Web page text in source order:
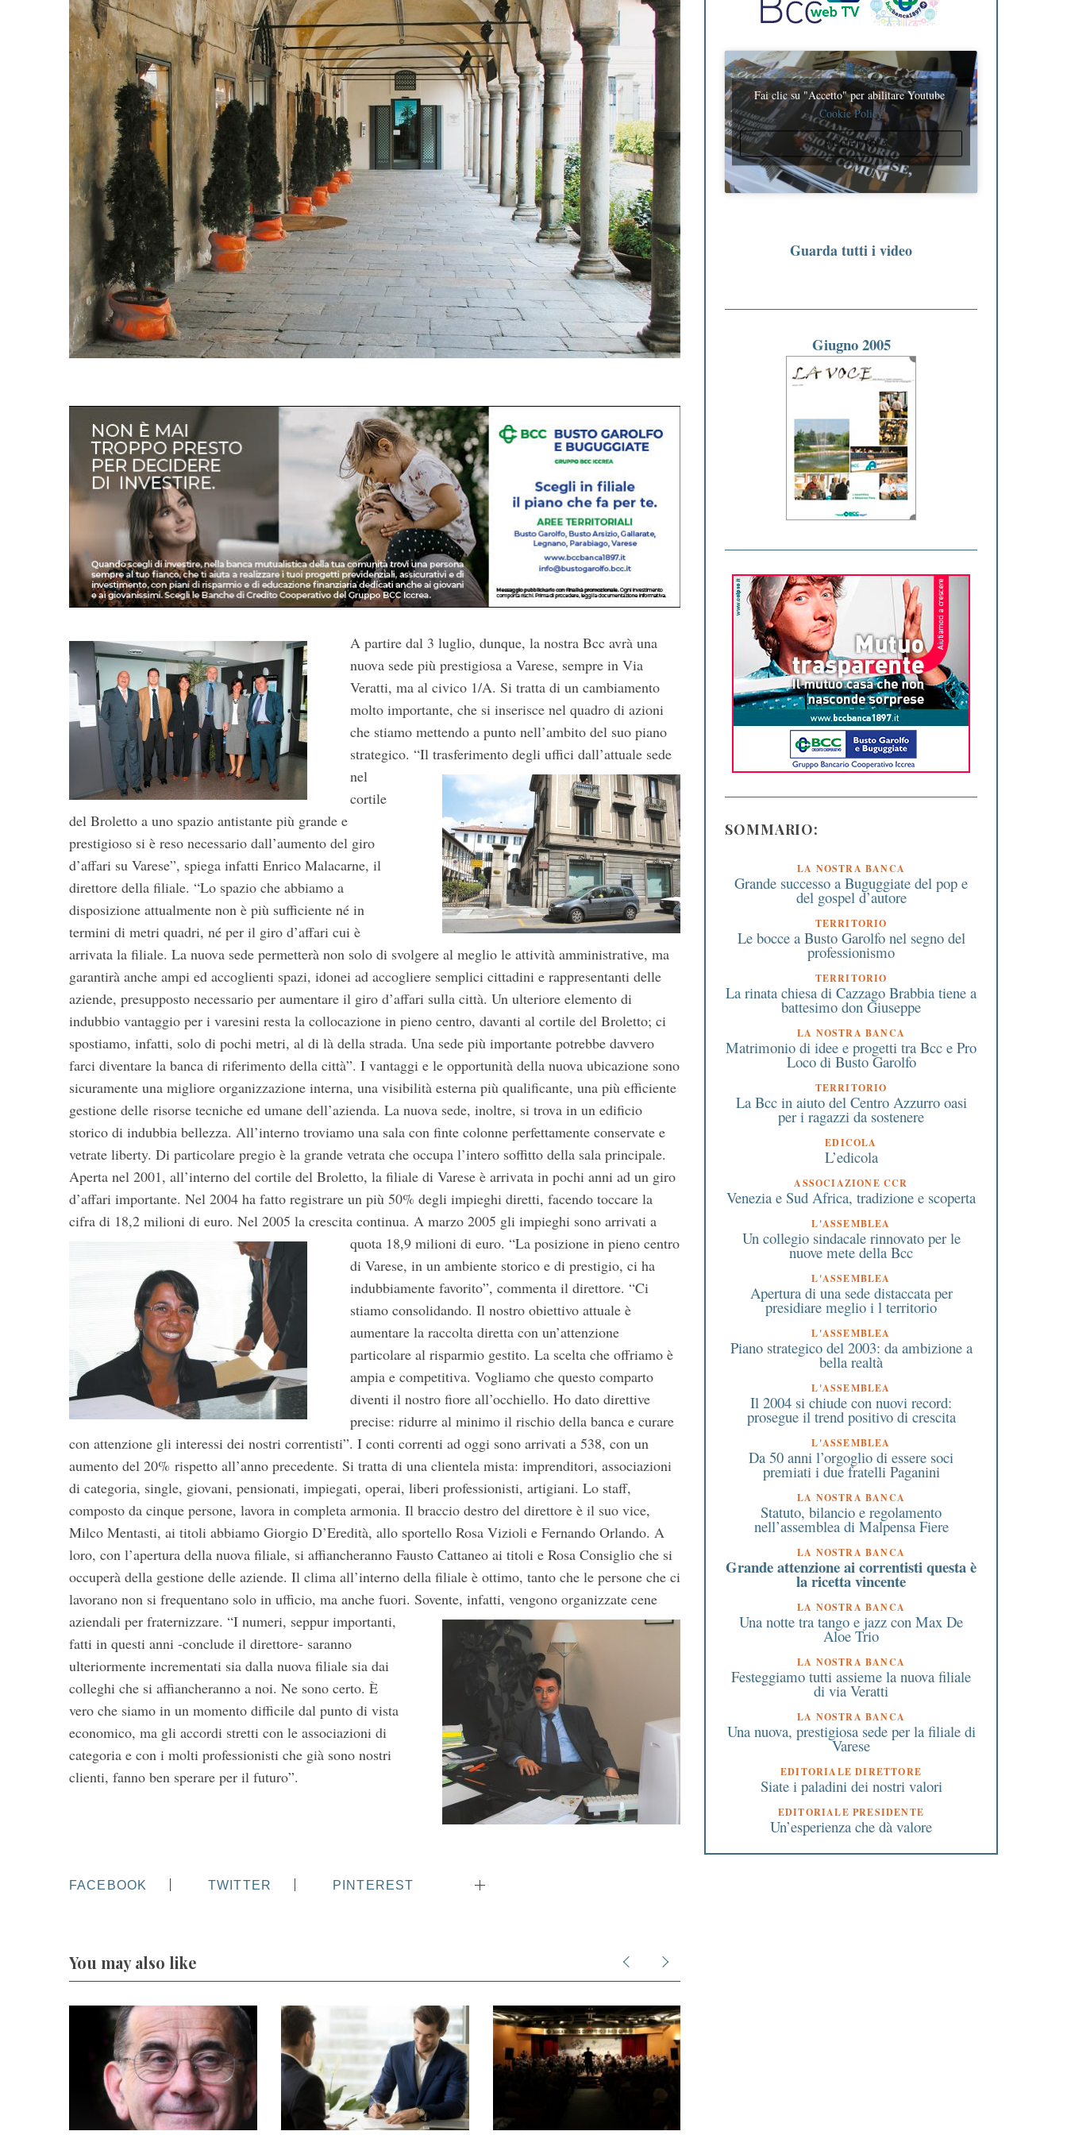
A partire dal 3 luglio, dunque, la nostra Bcc avrà una
nuova sede più prestigiosa a Varese, sempre in Via
Veratti, ma al civico 1/A. Si tratta di un cambiamento
molto importante, che si inserisce nel quadro di azioni
che stiamo mettendo a punto nell’ambito del suo piano
strategico. “Il trasferimento degli uffici dall’attuale sede
nel
cortile
del Broletto a uno spazio antistante più grande e
prestigioso si è reso necessario dall’aumento del giro
d’affari su Varese”, spiega infatti Enrico Malacarne, il
direttore della filiale. “Lo spazio che abbiamo a
disposizione attualmente non è più sufficiente né in
termini di metri quadri, né per il giro d’affari cui è
arrivata la filiale. La nuova sede permetterà non solo di svolgere al meglio le attività amministrative, ma
garantirà anche ampi ed accoglienti spazi, idonei ad accogliere semplici cittadini e rappresentanti delle
aziende, presupposto necessario per aumentare il giro d’affari sulla città. Un ulteriore elemento di
indubbio vantaggio per i varesini resta la collocazione in pieno centro, davanti al cortile del Broletto; ci
spostiamo, infatti, solo di pochi metri, al di là della strada. Una sede più importante potrebbe davvero
farci diventare la banca di riferimento della città”. I vantaggi e le opportunità della nuova ubicazione sono
sicuramente una migliore organizzazione interna, una visibilità esterna più qualificante, una più efficiente
gestione delle risorse tecniche ed umane dell’azienda. La nuova sede, inoltre, si trova in un edificio
storico di indubbia bellezza. All’interno troviamo una sala con finte colonne perfettamente conservate e
vetrate liberty. Di particolare pregio è la grande vetrata che occupa l’intero soffitto della sala principale.
Aperta nel 2001, all’interno del cortile del Broletto, la filiale di Varese è arrivata in pochi anni ad un giro
d’affari importante. Nel 2004 ha fatto registrare un più 50% degli impieghi diretti, facendo toccare la
cifra di 18,2 milioni di euro. Nel 2005 la crescita continua. A marzo 2005 gli impieghi sono arrivati a
quota 18,9 milioni di euro. “La posizione in pieno centro
di Varese, in un ambiente storico e di prestigio, ci ha
indubbiamente favorito”, commenta il direttore. “Ci
stiamo consolidando. Il nostro obiettivo attuale è
aumentare la raccolta diretta con un’attenzione
particolare al risparmio gestito. La scelta che offriamo è
ampia e competitiva. Vogliamo che questo comparto
diventi il nostro fiore all’occhiello. Ho dato direttive
precise: ridurre al minimo il rischio della banca e curare
con attenzione gli interessi dei nostri correntisti”. I conti correnti ad oggi sono arrivati a 538, con un
aumento del 20% rispetto all’anno precedente. Si tratta di una clientela mista: imprenditori, associazioni
di categoria, single, giovani, pensionati, impiegati, operai, liberi professionisti, artigiani. Lo staff,
composto da cinque persone, lavora in completa armonia. Il braccio destro del direttore è il suo vice,
Milco Mentasti, ai titoli abbiamo Giorgio D’Eredità, allo sportello Rosa Vizioli e Fernando Orlando. A
loro, con l’apertura della nuova filiale, si affiancheranno Fausto Cattaneo ai titoli e Rosa Consiglio che si
occuperà della gestione delle aziende. Il clima all’interno della filiale è ottimo, tanto che le persone che ci
lavorano non si frequentano solo in ufficio, ma anche fuori. Sovente, infatti, vengono organizzate cene
aziendali per fraternizzare. “I numeri, seppur importanti,
fatti in questi anni -conclude il direttore- saranno
ulteriormente incrementati sia dalla nuova filiale sia dai
colleghi che si affiancheranno a noi. Ne sono certo. È
vero che siamo in un momento difficile dal punto di vista
economico, ma gli accordi stretti con le associazioni di
categoria e con i molti professionisti che già sono nostri
clienti, fanno ben sperare per il futuro”.
FACEBOOK TWITTER PINTEREST
You may also like
Fai clic su "Accetto" per abilitare Youtube
Cookie Policy
ACCETTO
Guarda tutti i video
Giugno 2005
SOMMARIO:
LA NOSTRA BANCA
Grande successo a Buguggiate del pop e
del gospel d’autore
TERRITORIO
Le bocce a Busto Garolfo nel segno del
professionismo
TERRITORIO
La rinata chiesa di Cazzago Brabbia tiene a
battesimo don Giuseppe
LA NOSTRA BANCA
Matrimonio di idee e progetti tra Bcc e Pro
Loco di Busto Garolfo
TERRITORIO
La Bcc in aiuto del Centro Azzurro oasi
per i ragazzi da sostenere
EDICOLA
L’edicola
ASSOCIAZIONE CCR
Venezia e Sud Africa, tradizione e scoperta
L'ASSEMBLEA
Un collegio sindacale rinnovato per le
nuove mete della Bcc
L'ASSEMBLEA
Apertura di una sede distaccata per
presidiare meglio i l territorio
L'ASSEMBLEA
Piano strategico del 2003: da ambizione a
bella realtà
L'ASSEMBLEA
Il 2004 si chiude con nuovi record:
prosegue il trend positivo di crescita
L'ASSEMBLEA
Da 50 anni l’orgoglio di essere soci
premiati i due fratelli Paganini
LA NOSTRA BANCA
Statuto, bilancio e regolamento
nell’assemblea di Malpensa Fiere
LA NOSTRA BANCA
Grande attenzione ai correntisti questa è
la ricetta vincente
LA NOSTRA BANCA
Una notte tra tango e jazz con Max De
Aloe Trio
LA NOSTRA BANCA
Festeggiamo tutti assieme la nuova filiale
di via Veratti
LA NOSTRA BANCA
Una nuova, prestigiosa sede per la filiale di
Varese
EDITORIALE DIRETTORE
Siate i paladini dei nostri valori
EDITORIALE PRESIDENTE
Un’esperienza che dà valore
e
a
r
c
f
o
r